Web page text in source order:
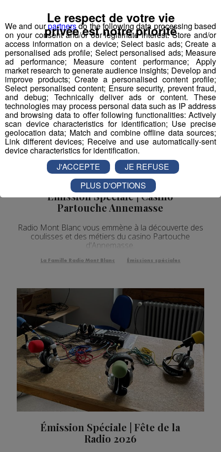
plus près de l’action.
Émissions spéciales
Émission Spéciale | Casino
Partouche Annemasse
Radio Mont Blanc vous emmène à la découverte des
coulisses et des métiers du casino Partouche
d'Annemasse.
La Famille Radio Mont Blanc Émissions spéciales
Émission Spéciale | Fête de la
Radio 2026
We and ourpartnersdo the following data processing based
on your consent and/or our legitimate interest: Store and/or
access information on a device; Select basic ads; Create a
personalised ads profile; Select personalised ads; Measure
ad performance; Measure content performance; Apply
market research to generate audience insights; Develop and
improve products; Create a personalised content profile;
Select personalised content; Ensure security, prevent fraud,
and debug; Technically deliver ads or content. These
technologies may process personal data such as IP address
and browsing data to offer following functionalities: Actively
scan device characteristics for identification; Use precise
geolocation data; Match and combine offline data sources;
Link different devices; Receive and use automatically-sent
device characteristics for identification.
Le respect de votre vie
privée est notre priorité
J'ACCEPTE
JE REFUSE
PLUS D'OPTIONS